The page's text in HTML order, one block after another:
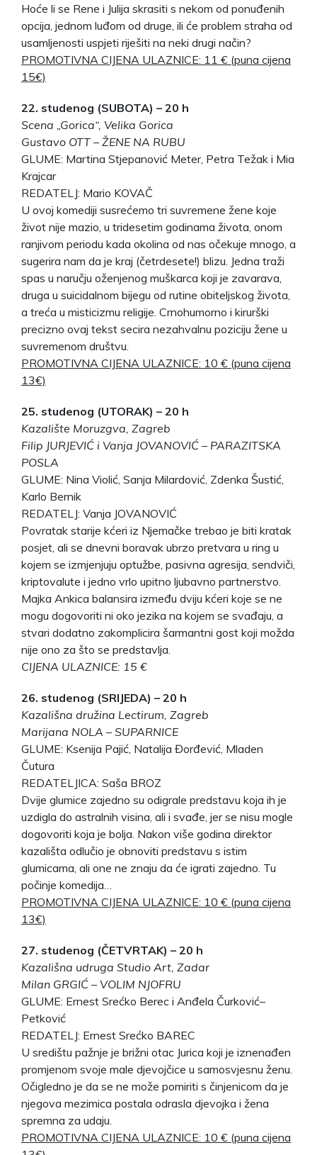
Hoće li se Rene i Julija skrasiti s nekom od ponuđenih
opcija, jednom luđom od druge, ili će problem straha od
usamljenosti uspjeti riješiti na neki drugi način?
PROMOTIVNA CIJENA ULAZNICE: 11 € (puna cijena
15€)
22. studenog (SUBOTA) – 20 h
Scena „Gorica“, Velika Gorica
Gustavo OTT – ŽENE NA RUBU
GLUME: Martina Stjepanović Meter, Petra Težak i Mia
Krajcar
REDATELJ: Mario KOVAČ
U ovoj komediji susrećemo tri suvremene žene koje
život nije mazio, u tridesetim godinama života, onom
ranjivom periodu kada okolina od nas očekuje mnogo, a
sugerira nam da je kraj (četrdesete!) blizu. Jedna traži
spas u naručju oženjenog muškarca koji je zavarava,
druga u suicidalnom bijegu od rutine obiteljskog života,
a treća u misticizmu religije. Crnohumorno i kirurški
precizno ovaj tekst secira nezahvalnu poziciju žene u
suvremenom društvu.
PROMOTIVNA CIJENA ULAZNICE: 10 € (puna cijena
13€)
25. studenog (UTORAK) – 20 h
Kazalište Moruzgva, Zagreb
Filip JURJEVIĆ i Vanja JOVANOVIĆ – PARAZITSKA
POSLA
GLUME: Nina Violić, Sanja Milardović, Zdenka Šustić,
Karlo Bernik
REDATELJ: Vanja JOVANOVIĆ
Povratak starije kćeri iz Njemačke trebao je biti kratak
posjet, ali se dnevni boravak ubrzo pretvara u ring u
kojem se izmjenjuju optužbe, pasivna agresija, sendviči,
kriptovalute i jedno vrlo upitno ljubavno partnerstvo.
Majka Ankica balansira između dviju kćeri koje se ne
mogu dogovoriti ni oko jezika na kojem se svađaju, a
stvari dodatno zakomplicira šarmantni gost koji možda
nije ono za što se predstavlja.
CIJENA ULAZNICE: 15 €
26. studenog (SRIJEDA) – 20 h
Kazališna družina Lectirum, Zagreb
Marijana NOLA – SUPARNICE
GLUME: Ksenija Pajić, Natalija Đorđević, Mladen
Čutura
REDATELJICA: Saša BROZ
Dvije glumice zajedno su odigrale predstavu koja ih je
uzdigla do astralnih visina, ali i svađe, jer se nisu mogle
dogovoriti koja je bolja. Nakon više godina direktor
kazališta odlučio je obnoviti predstavu s istim
glumicama, ali one ne znaju da će igrati zajedno. Tu
počinje komedija…
PROMOTIVNA CIJENA ULAZNICE: 10 € (puna cijena
13€)
27. studenog (ČETVRTAK) – 20 h
Kazališna udruga Studio Art, Zadar
Milan GRGIĆ – VOLIM NJOFRU
GLUME: Ernest Srećko Berec i Anđela Čurković–
Petković
REDATELJ: Ernest Srećko BAREC
U središtu pažnje je brižni otac Jurica koji je iznenađen
promjenom svoje male djevojčice u samosvjesnu ženu.
Očigledno je da se ne može pomiriti s činjenicom da je
njegova mezimica postala odrasla djevojka i žena
spremna za udaju.
PROMOTIVNA CIJENA ULAZNICE: 10 € (puna cijena